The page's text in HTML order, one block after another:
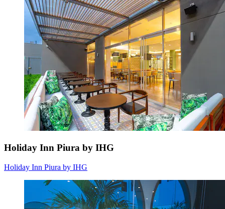
Holiday Inn Piura by IHG
Holiday Inn Piura by IHG